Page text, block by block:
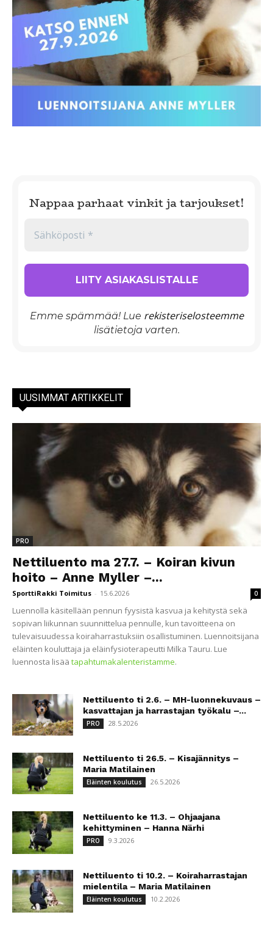
Nappaa parhaat vinkit ja tarjoukset!
Emme spämmää! Lue rekisteriselosteemme
lisätietoja varten.
UUSIMMAT ARTIKKELIT
PRO
Nettiluento ma 27.7. – Koiran kivun
hoito – Anne Myller –...
SporttiRakki Toimitus - 15.6.2026 0
Luennolla käsitellään pennun fyysistä kasvua ja kehitystä sekä
sopivan liikunnan suunnittelua pennulle, kun tavoitteena on
tulevaisuudessa koiraharrastuksiin osallistuminen. Luennoitsijana
eläinten kouluttaja ja eläinfysioterapeutti Milka Tauru. Lue
luennosta lisää tapahtumakalenteristamme.
Nettiluento ti 2.6. – MH-luonnekuvaus –
kasvattajan ja harrastajan työkalu –...
PRO 28.5.2026
Nettiluento ti 26.5. – Kisajännitys –
Maria Matilainen
Eläinten koulutus 26.5.2026
Nettiluento ke 11.3. – Ohjaajana
kehittyminen – Hanna Närhi
PRO 9.3.2026
Nettiluento ti 10.2. – Koiraharrastajan
mielentila – Maria Matilainen
Eläinten koulutus 10.2.2026